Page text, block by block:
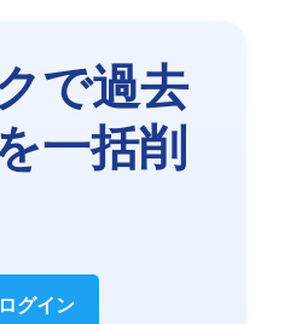
で過去
一括削
グイン